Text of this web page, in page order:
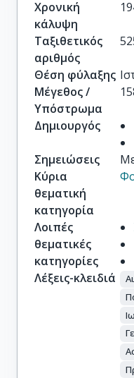
Χρονική
κάλυψη
Ταξιθετικός
αριθμός
Θέση φύλαξης
Μέγεθος /
Υπόστρωμα
Δημιουργός
Σημειώσεις
Κύρια
θεματική
κατηγορία
Λοιπές
θεματικές
κατηγορίες
Λέξεις-κλειδιά